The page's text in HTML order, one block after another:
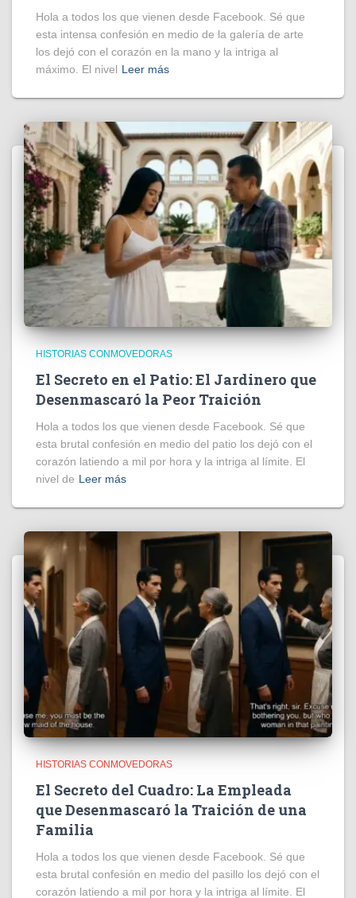
Hola a todos los que vienen desde Facebook. Sé que
esta intensa confesión en medio de la galería de arte
los dejó con el corazón en la mano y la intriga al
máximo. El nivel Leer más
HISTORIAS CONMOVEDORAS
El Secreto en el Patio: El Jardinero que
Desenmascaró la Peor Traición
Hola a todos los que vienen desde Facebook. Sé que
esta brutal confesión en medio del patio los dejó con el
corazón latiendo a mil por hora y la intriga al límite. El
nivel de Leer más
HISTORIAS CONMOVEDORAS
El Secreto del Cuadro: La Empleada
que Desenmascaró la Traición de una
Familia
Hola a todos los que vienen desde Facebook. Sé que
esta brutal confesión en medio del pasillo los dejó con el
corazón latiendo a mil por hora y la intriga al límite. El